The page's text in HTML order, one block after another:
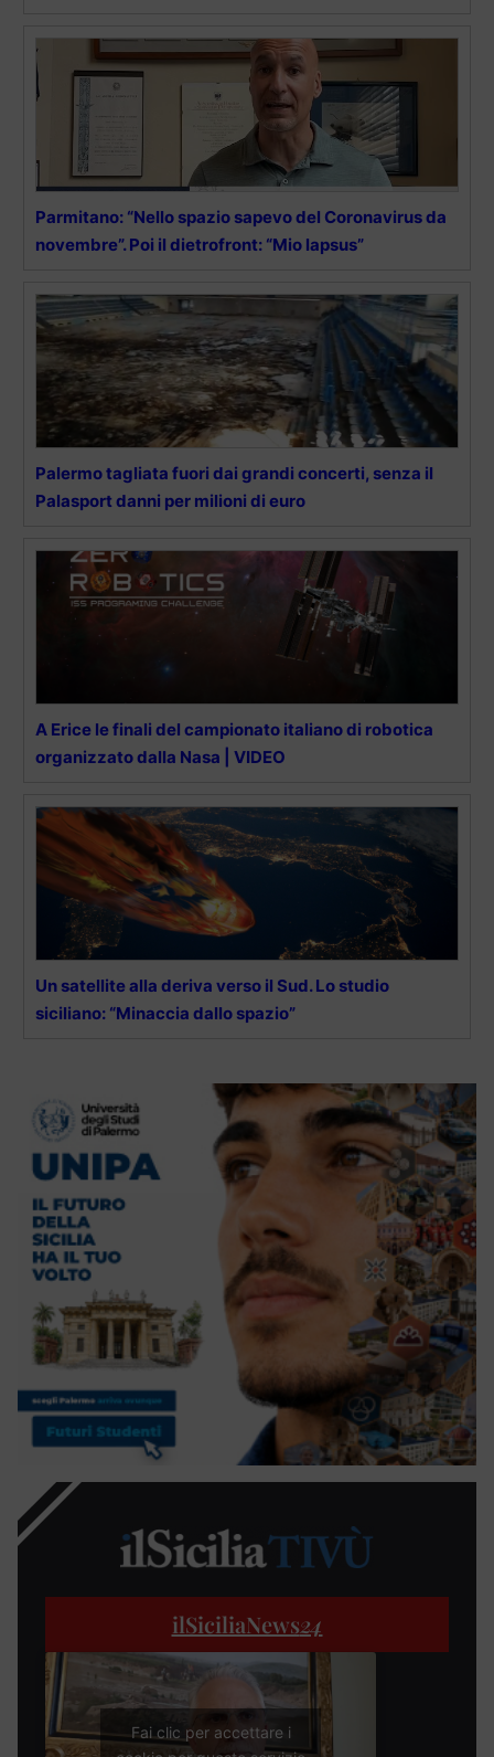
Parmitano: “Nello spazio sapevo del Coronavirus da
novembre”. Poi il dietrofront: “Mio lapsus”
Palermo tagliata fuori dai grandi concerti, senza il
Palasport danni per milioni di euro
A Erice le finali del campionato italiano di robotica
organizzato dalla Nasa | VIDEO
Un satellite alla deriva verso il Sud. Lo studio
siciliano: “Minaccia dallo spazio”
ilSiciliaNews24
Fai clic per accettare i